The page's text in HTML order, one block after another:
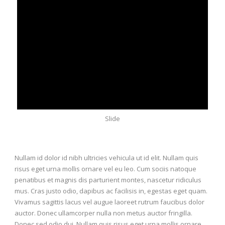
Slide
Nullam id dolor id nibh ultricies vehicula ut id elit. Nullam quis
risus eget urna mollis ornare vel eu leo. Cum sociis natoque
penatibus et magnis dis parturient montes, nascetur ridiculus
mus. Cras justo odio, dapibus ac facilisis in, egestas eget quam.
Vivamus sagittis lacus vel augue laoreet rutrum faucibus dolor
auctor. Donec ullamcorper nulla non metus auctor fringilla.